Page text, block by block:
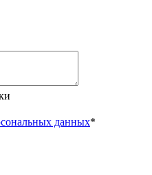
данных*